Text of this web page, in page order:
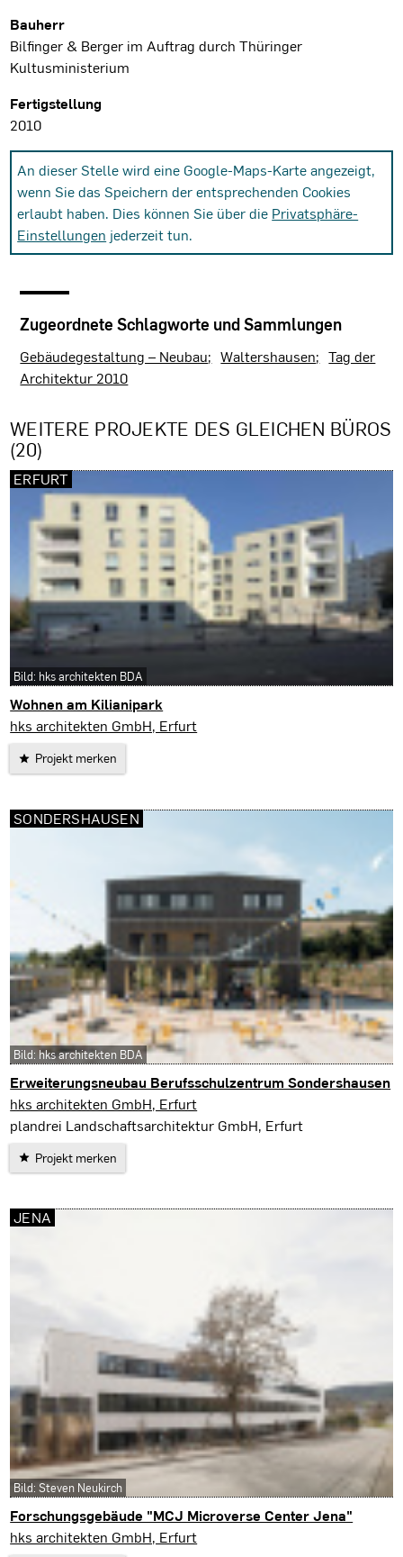
Bauherr
Bilfinger & Berger im Auftrag durch Thüringer
Kultusministerium
Fertigstellung
2010
An dieser Stelle wird eine Google-Maps-Karte angezeigt,
wenn Sie das Speichern der entsprechenden Cookies
erlaubt haben. Dies können Sie über die Privatsphäre-
Einstellungen jederzeit tun.
Zugeordnete Schlagworte und Sammlungen
Gebäudegestaltung – Neubau Waltershausen
Tag der
Architektur 2010
WEITERE PROJEKTE DES GLEICHEN BÜROS
(20)
Wohnen am Kilianipark
Erfurt
hks architekten GmbH, Erfurt
Projekt merken
ERFURT
Bild: hks architekten BDA
Erweiterungsneubau Berufsschulzentrum Sondershausen
Sondershausen
hks architekten GmbH, Erfurt
plandrei Landschaftsarchitektur GmbH, Erfurt
Projekt merken
SONDERSHAUSEN
Bild: hks architekten BDA
Forschungsgebäude "MCJ Microverse Center Jena"
Jena
hks architekten GmbH, Erfurt
JENA
Bild: Steven Neukirch